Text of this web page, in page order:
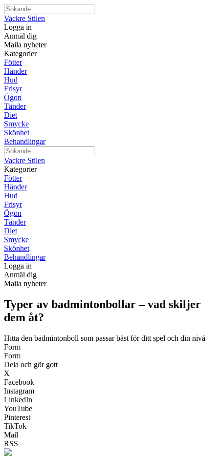
Vackre Stilen
Logga in
Anmäl dig
Maila nyheter
Kategorier
Fötter
Händer
Hud
Frisyr
Ögon
Tänder
Diet
Smycke
Skönhet
Behandlingar
Vackre Stilen
Kategorier
Fötter
Händer
Hud
Frisyr
Ögon
Tänder
Diet
Smycke
Skönhet
Behandlingar
Logga in
Anmäl dig
Maila nyheter
Typer av badmintonbollar – vad skiljer
dem åt?
Hitta den badmintonboll som passar bäst för ditt spel och din nivå
Form
Form
Dela och gör gott
X
Facebook
Instagram
LinkedIn
YouTube
Pinterest
TikTok
Mail
RSS